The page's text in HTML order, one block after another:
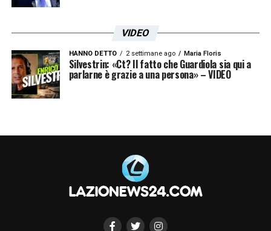
VIDEO
HANNO DETTO 2 settimane ago Maria Floris
Silvestrin: «Ct? Il fatto che Guardiola sia qui a
parlarne è grazie a una persona» – VIDEO